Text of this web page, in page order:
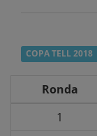
COPA TELL 2018
Ronda
1